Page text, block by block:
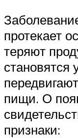
протекает
теряют
становятся
пищи. О
признаки: